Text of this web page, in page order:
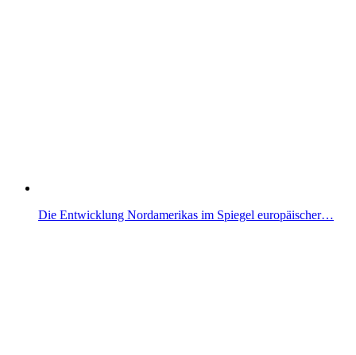
Die Entwicklung Nordamerikas im Spiegel europäischer…